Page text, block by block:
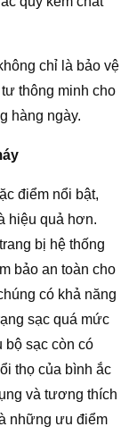
chỉ là bảo vệ
thông minh cho
hàng ngày.
điểm nổi bật,
hiệu quả hơn.
bị hệ thống
bảo an toàn cho
có khả năng
sạc quá mức
bộ sạc còn có
thọ của bình ắc
và tương thích
những ưu điểm